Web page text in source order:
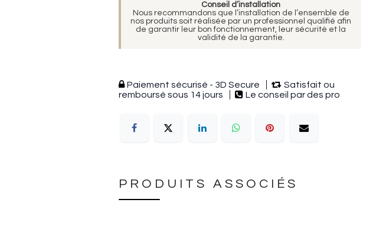
Conseil d’installation
Nous recommandons que l’installation de l’ensemble de
nos produits soit réalisée par un professionnel qualifié afin
de garantir leur bon fonctionnement, leur sécurité et la
validité de la garantie.
Paiement sécurisé - 3D Secure
Satisfait ou
remboursé sous 14 jours
Le conseil par des pro
PRODUITS ASSOCIÉS